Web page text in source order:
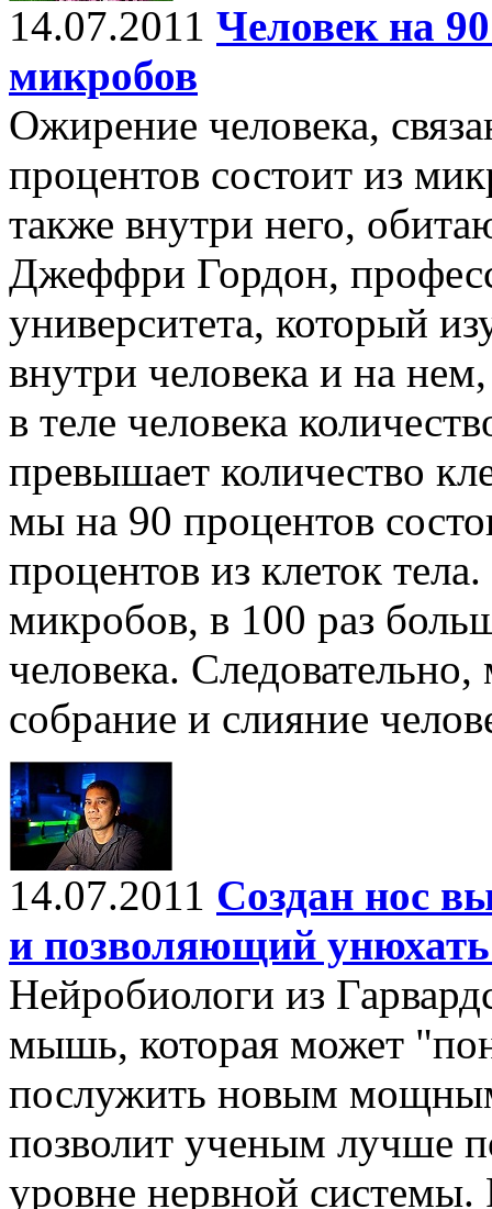
14.07.2011 Человек на
микробов
Ожирение человека,
процентов состоит из
также внутри него,
Джеффри Гордон,
университета, который
внутри человека и на
в теле человека
превышает количество
мы на 90 процентов
процентов из клеток
микробов, в 100 раз
человека.
собрание и слияние
14.07.2011 Создан нос
и позволяющий унюхать
Нейробиологи из
мышь, которая может
послужить новым
позволит ученым лучше
уровне нервной системы.